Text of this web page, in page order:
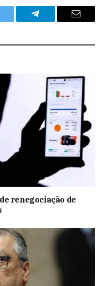
Telegram Email
renegociação de